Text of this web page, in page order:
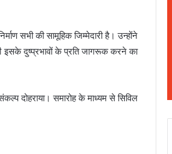
सभी की सामूहिक जिम्मेदारी है। उन्होंने
दुष्प्रभावों के प्रति जागरूक करने का
दोहराया। समारोह के माध्यम से सिविल